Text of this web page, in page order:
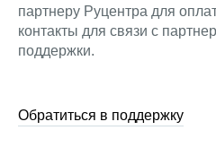
партнеру Руцентра для
контакты для связи с
поддержки.
Обратиться в поддержку